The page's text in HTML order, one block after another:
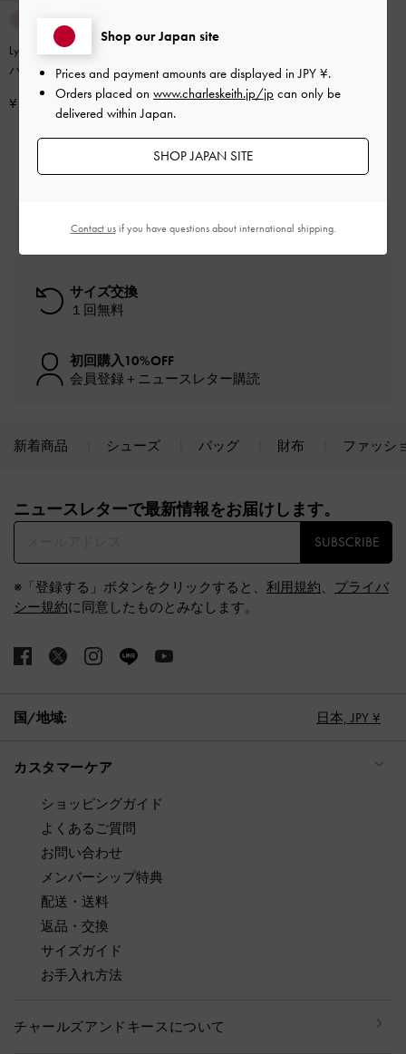
Lyla ライラ チューブラーバケット
バッグ
ペールオリーブ
¥ 12,900
送料無料
一定金額以上のご購入が必要です*
サイズ交換
１回無料
初回購入10%OFF
会員登録＋ニュースレター購読
新着商品 シューズ バッグ 財布 ファッシ
ニュースレターで最新情報をお届けします。​
SUBSCRIBE
※「登録する」ボタンをクリックすると、 利用規約、 プライバ
シー規約に同意したものとみなします。
国/地域: 日本, JPY ¥
カスタマーケア
ショッピングガイド
よくあるご質問
お問い合わせ
メンバーシップ特典
配送・送料
返品・交換
サイズガイド
お手入れ方法
チャールズアンドキースについて
Shop our Japan site
Prices and payment amounts are displayed inJPY ¥.
Orders placed on www.charleskeith.jp/jp can only be
delivered within Japan.
SHOP JAPAN SITE
Contact usif you have questions about international shipping.